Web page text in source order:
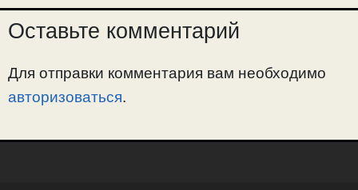
Оставьте комментарий
Для отправки комментария вам необходимо
авторизоваться.